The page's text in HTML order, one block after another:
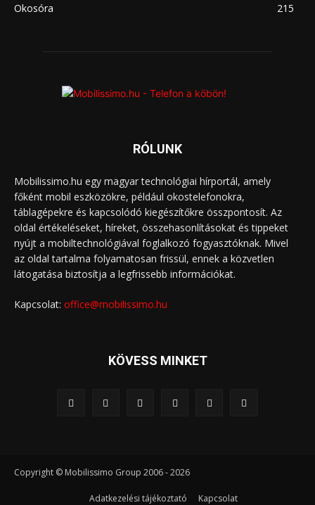
Okosóra
215
RÓLUNK
Mobilissimo.hu egy magyar technológiai hírportál, amely
főként mobil eszközökre, például okostelefonokra,
táblagépekre és kapcsolódó kiegészítőkre összpontosít. Az
oldal értékeléseket, híreket, összehasonlításokat és tippeket
nyújt a mobiltechnológiával foglalkozó fogyasztóknak. Mivel
az oldal tartalma folyamatosan frissül, ennek a közvetlen
látogatása biztosítja a legfrissebb információkat.
Kapcsolat: office@mobilissimo.hu
KÖVESS MINKET
Copyright © Mobilissimo Group 2006 - 2026
Adatkezelési tájékoztató Kapcsolat